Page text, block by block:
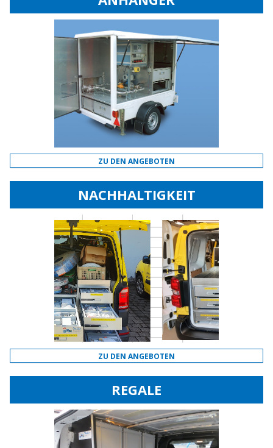
ZU DEN ANGEBOTEN
NACHHALTIGKEIT
ZU DEN ANGEBOTEN
REGALE